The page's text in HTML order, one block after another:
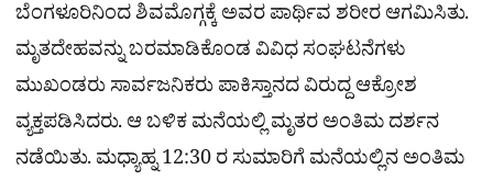
ಬೆಂಗಳೂರಿನಿಂದ ಶಿವಮೊಗ್ಗಕ್ಕೆ ಅವರ ಪಾರ್ಥಿವ ಶರೀರ ಆಗಮಿಸಿತು.
ಮೃತದೇಹವನ್ನು ಬರಮಾಡಿಕೊಂಡ ವಿವಿಧ ಸಂಘಟನೆಗಳು
ಮುಖಂಡರು ಸಾರ್ವಜನಿಕರು ಪಾಕಿಸ್ತಾನದ ವಿರುದ್ದ ಆಕ್ರೋಶ
ವ್ಯಕ್ತಪಡಿಸಿದರು. ಆ ಬಳಿಕ ಮನೆಯಲ್ಲಿ ಮೃತರ ಅಂತಿಮ ದರ್ಶನ
ನಡೆಯಿತು. ಮಧ್ಯಾಹ್ನ 12:30 ರ ಸುಮಾರಿಗೆ ಮನೆಯಲ್ಲಿನ ಅಂತಿಮ